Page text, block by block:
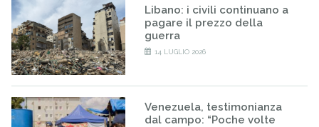
Libano: i civili continuano a
pagare il prezzo della
guerra
14 LUGLIO 2026
Venezuela, testimonianza
dal campo: “Poche volte